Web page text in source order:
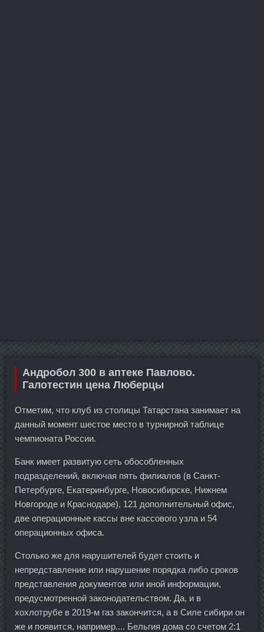
Андробол 300 в аптеке Павлово.
Галотестин цена Люберцы
Отметим, что клуб из столицы Татарстана занимает на
данный момент шестое место в турнирной таблице
чемпионата России.
Банк имеет развитую сеть обособленных
подразделений, включая пять филиалов (в Санкт-
Петербурге, Екатеринбурге, Новосибирске, Нижнем
Новгороде и Краснодаре), 121 дополнительный офис,
две операционные кассы вне кассового узла и 54
операционных офиса.
Столько же для нарушителей будет стоить и
непредставление или нарушение порядка либо сроков
представления документов или иной информации,
предусмотренной законодательством. Да, и в
хохлотрубе в 2019-м газ закончится, а в Силе сибири он
же и появится, например.... Бельгия дома со счетом 2:1